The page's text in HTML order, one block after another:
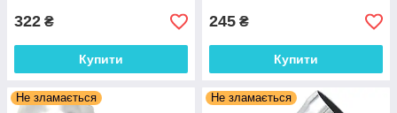
322 ₴
Купити
245 ₴
Купити
Не зламається Не зламається